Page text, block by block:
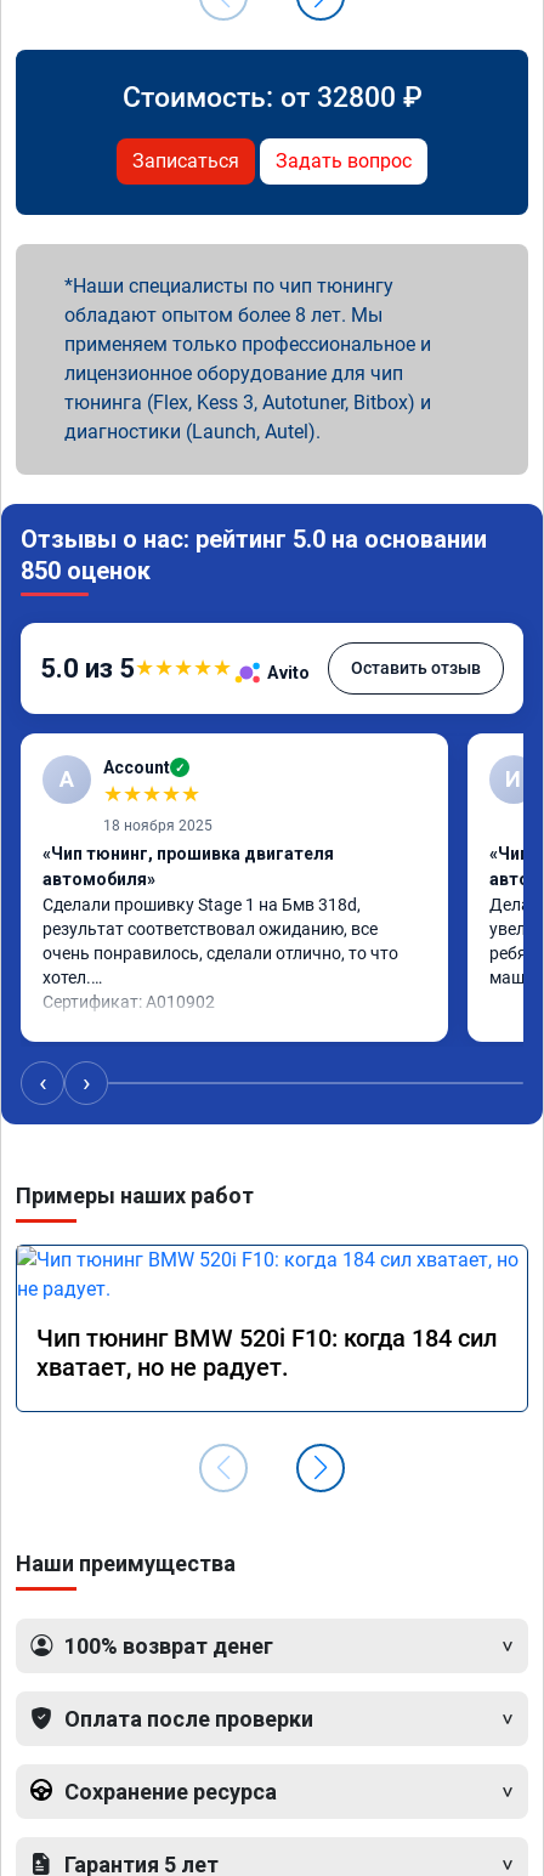
Стоимость: от 32800 ₽
Записаться Задать вопрос
Наши специалисты по чип тюнингу
обладают опытом более 8 лет. Мы
применяем только профессиональное и
лицензионное оборудование для чип
тюнинга (Flex, Kess 3, Autotuner, Bitbox) и
диагностики (Launch, Autel).
Отзывы о нас: рейтинг 5.0 на основании
850 оценок
5.0 из 5★★★★★ Avito Оставить отзыв
A Account ✓
★★★★★
18 ноября 2025
«Чип тюнинг, прошивка двигателя
автомобиля»
Сделали прошивку Stage 1 на Бмв 318d,
результат соответствовал ожиданию, все
очень понравилось, сделали отлично, то что
хотел.
Сертификат: A010902
И
«Чип
‹ ›
Примеры наших работ
Чип тюнинг BMW 520i F10: когда 184 сил
хватает, но не радует.
Наши преимущества
100% возврат денег
Оплата после проверки
Сохранение ресурса
Гарантия 5 лет